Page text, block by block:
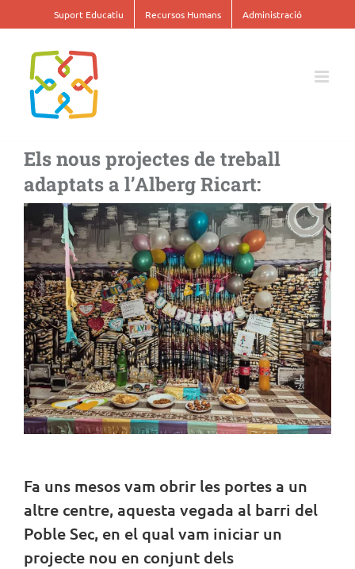
to
Suport Educatiu Recursos Humans Administració
Els nous projectes de treball
adaptats a l’Alberg Ricart:
View
Larger
Image
Fa uns mesos vam obrir les portes a un
altre centre, aquesta vegada al barri del
Poble Sec, en el qual vam iniciar un
projecte nou en conjunt dels